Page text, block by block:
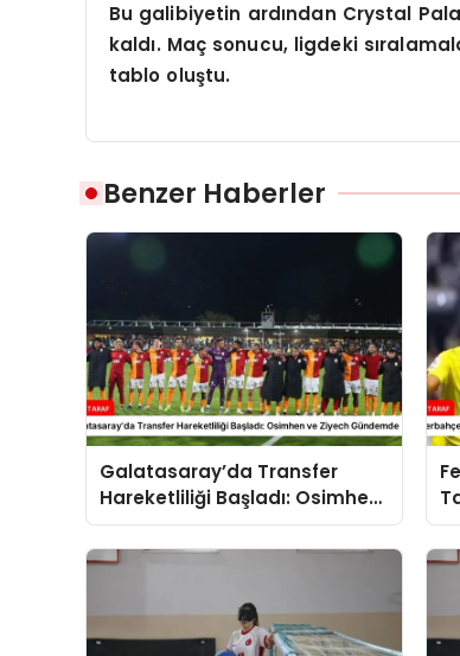
Bu galibiyetin ardından Crystal
kaldı. Maç sonucu, ligdeki
tablo oluştu.
Benzer Haberler
Galatasaray’da Transfer
Hareketliliği Başladı: Osimhen
ve Ziyech Gündemde